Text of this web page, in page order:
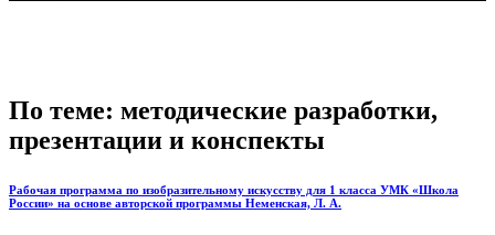
По теме: методические разработки,
презентации и конспекты
Рабочая программа по изобразительному искусству для 1 класса УМК «Школа
России» на основе авторской программы Неменская, Л. А.